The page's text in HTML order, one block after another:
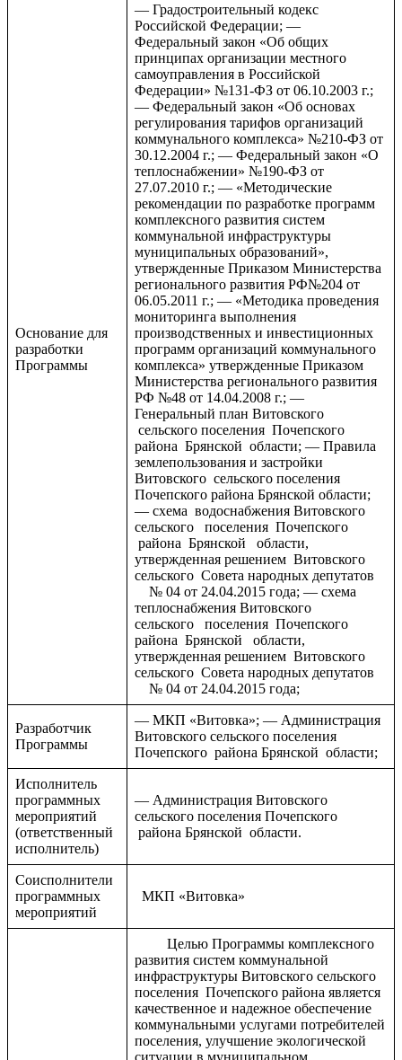
Основание для
разработки
Программы
— Градостроительный кодекс
Российской Федерации; —
Федеральный закон «Об общих
принципах организации местного
самоуправления в Российской
Федерации» №131-ФЗ от 06.10.2003 г.;
— Федеральный закон «Об основах
регулирования тарифов организаций
коммунального комплекса» №210-ФЗ от
30.12.2004 г.; — Федеральный закон «О
теплоснабжении» №190-ФЗ от
27.07.2010 г.; — «Методические
рекомендации по разработке программ
комплексного развития систем
коммунальной инфраструктуры
муниципальных образований»,
утвержденные Приказом Министерства
регионального развития РФ№204 от
06.05.2011 г.; — «Методика проведения
мониторинга выполнения
производственных и инвестиционных
программ организаций коммунального
комплекса» утвержденные Приказом
Министерства регионального развития
РФ №48 от 14.04.2008 г.; —
Генеральный план Витовского
сельского поселения Почепского
района Брянской области; — Правила
землепользования и застройки
Витовского сельского поселения
Почепского района Брянской области;
— схема водоснабжения Витовского
сельского поселения Почепского
района Брянской области,
утвержденная решением Витовского
сельского Совета народных депутатов
№ 04 от 24.04.2015 года; — схема
теплоснабжения Витовского
сельского поселения Почепского
района Брянской области,
утвержденная решением Витовского
сельского Совета народных депутатов
№ 04 от 24.04.2015 года;
Разработчик
Программы
— МКП «Витовка»; — Администрация
Витовского сельского поселения
Почепского района Брянской области;
Исполнитель
программных
мероприятий
(ответственный
исполнитель)
— Администрация Витовского
сельского поселения Почепского
района Брянской области.
Соисполнители
программных
мероприятий
МКП «Витовка»
Целью Программы комплексного
развития систем коммунальной
инфраструктуры Витовского сельского
поселения Почепского района является
качественное и надежное обеспечение
коммунальными услугами потребителей
поселения, улучшение экологической
ситуации в муниципальном